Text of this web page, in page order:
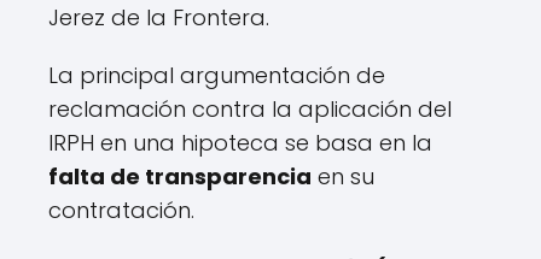
Jerez de la Frontera.
La principal argumentación de
reclamación contra la aplicación del
IRPH en una hipoteca se basa en la
falta de transparencia en su
contratación.